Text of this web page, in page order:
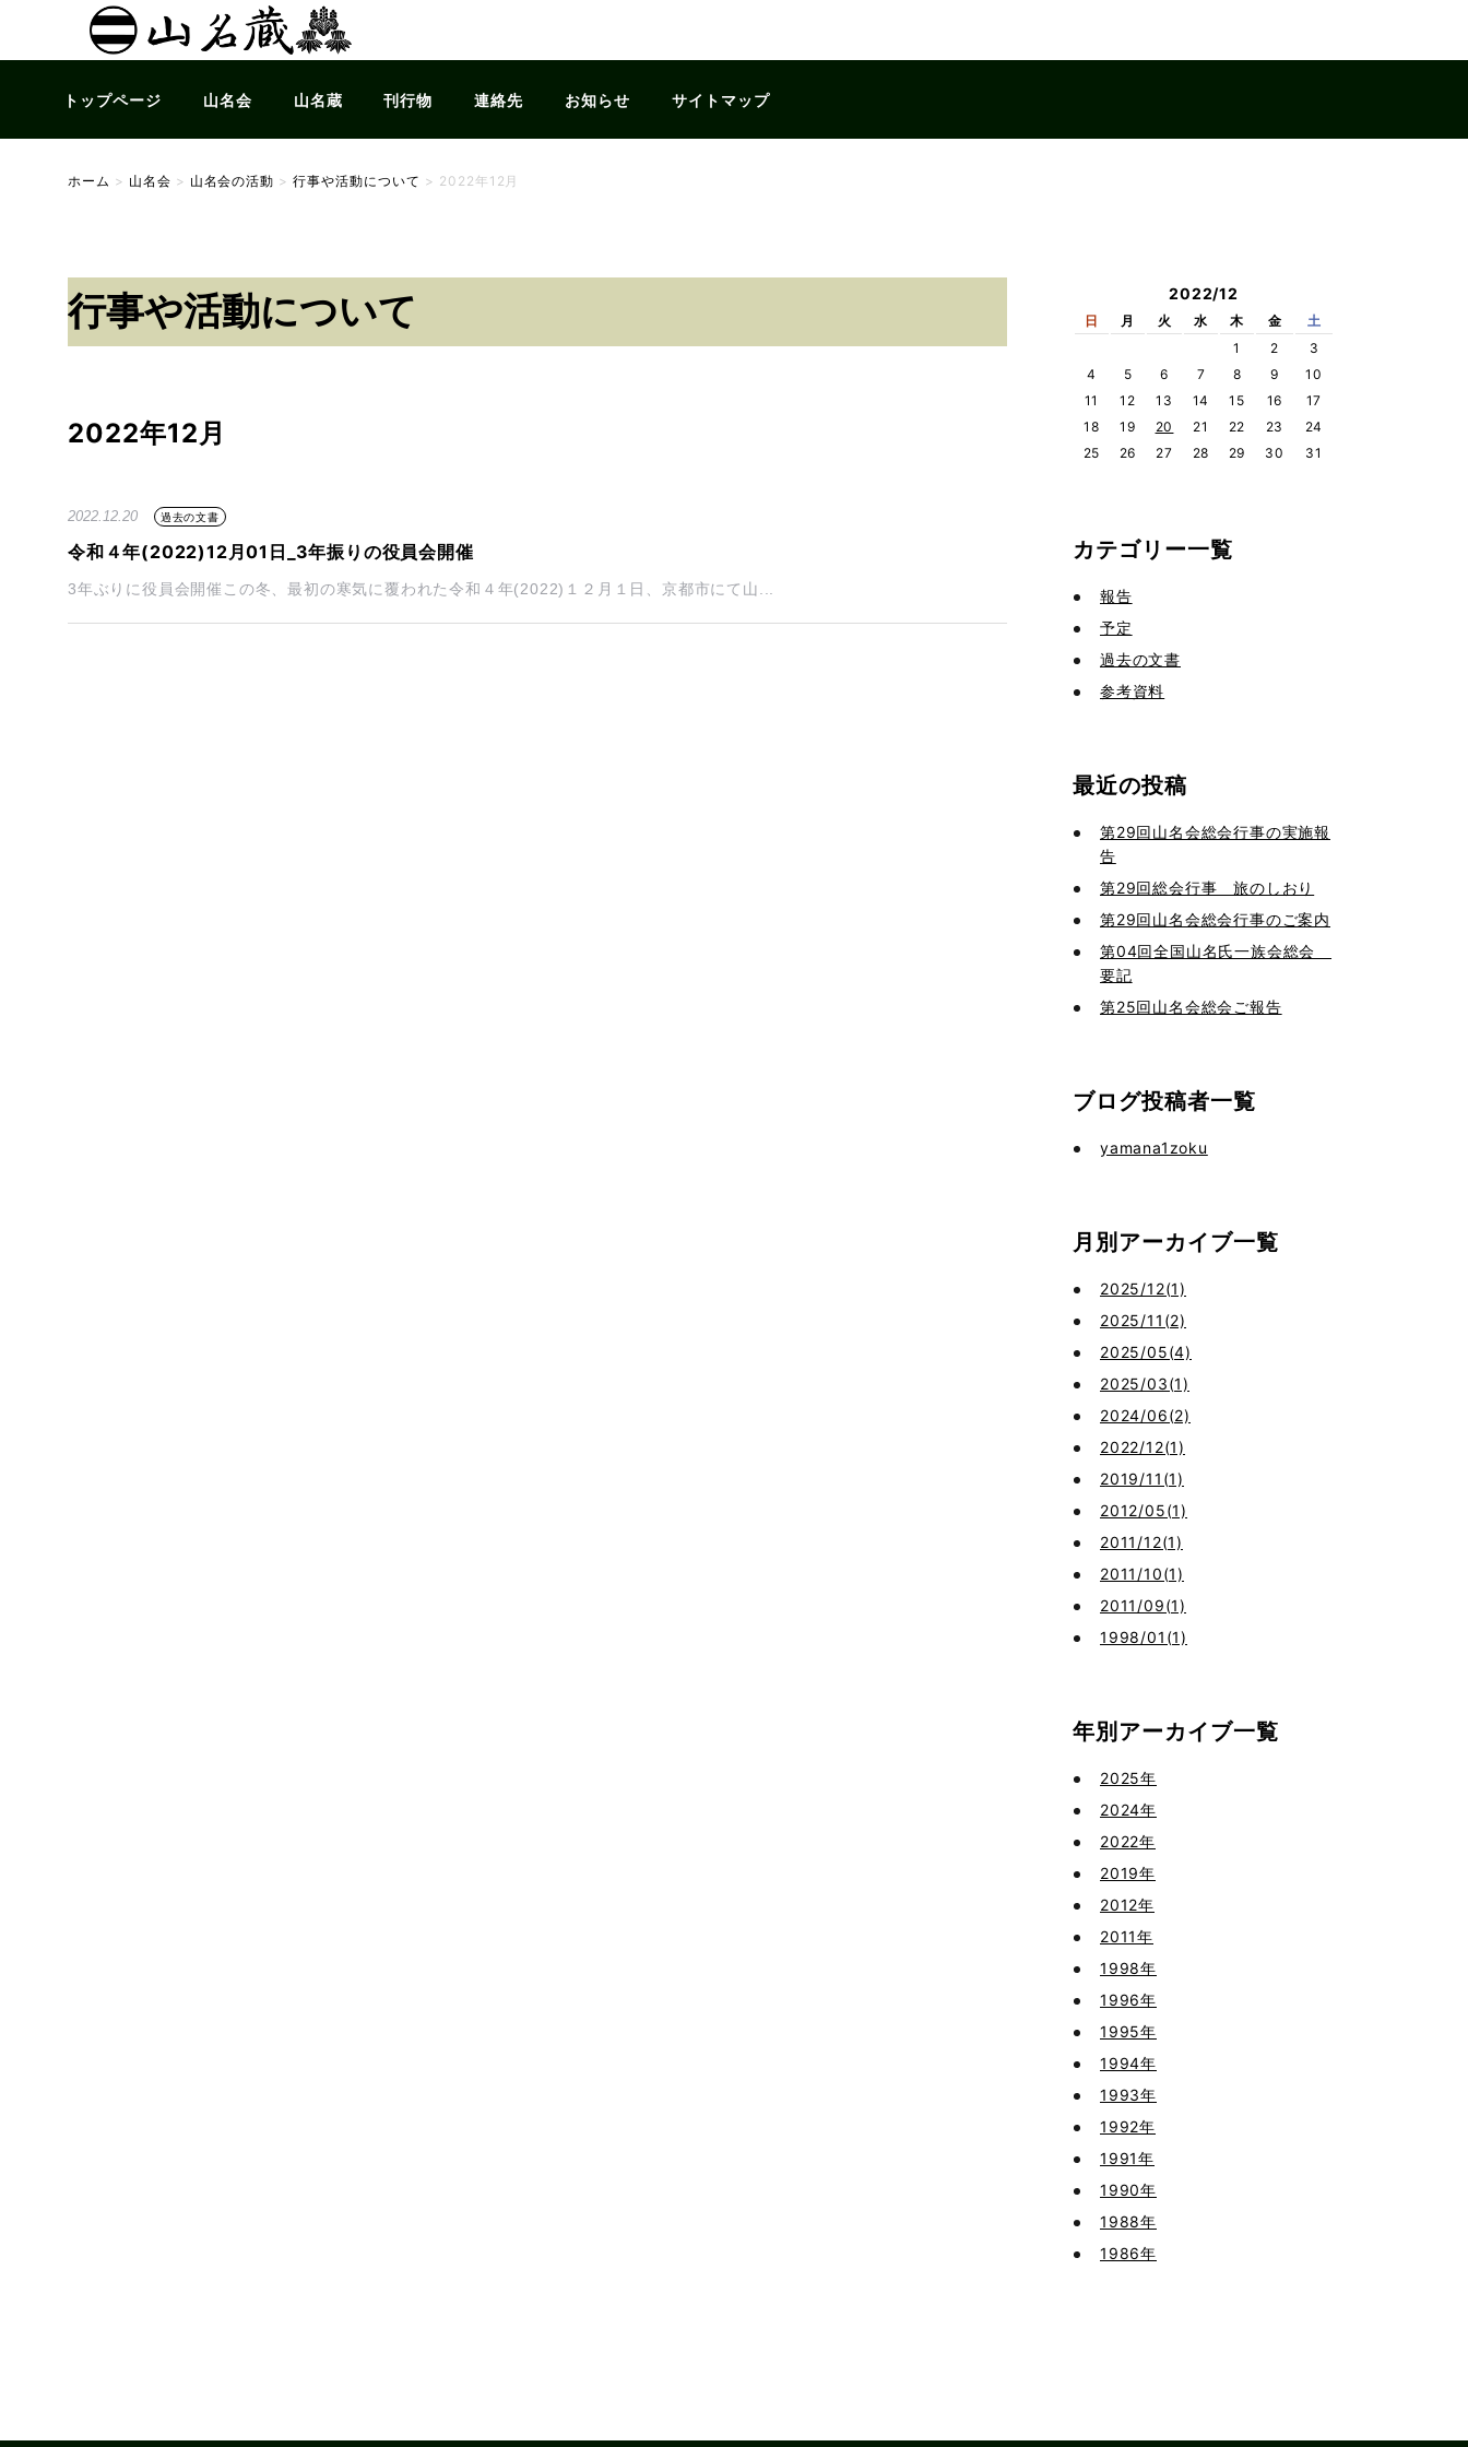
トップページ 山名会 山名蔵 刊行物 連絡先 お知らせ サイトマップ
ホーム > 山名会 > 山名会の活動 >行事や活動について > 2022年12月
行事や活動について
2022年12月
2022.12.20 過去の文書
令和４年(2022)12月01日_3年振りの役員会開催
3年ぶりに役員会開催この冬、最初の寒気に覆われた令和４年(2022)１２月１日、京都市にて山...
2022/12
日 月 火 水 木 金
土
1
2
3
4
5 6 7 8 9
10
11
12 13 14 15 16
17
18
19 20 21 22 23
24
25
26 27 28 29 30 31
カテゴリー一覧
報告
予定
過去の文書
参考資料
最近の投稿
第29回山名会総会行事の実施報
告
第29回総会行事 旅のしおり
第29回山名会総会行事のご案内
第04回全国山名氏一族会総会
要記
第25回山名会総会ご報告
ブログ投稿者一覧
yamana1zoku
月別アーカイブ一覧
2025/12(1)
2025/11(2)
2025/05(4)
2025/03(1)
2024/06(2)
2022/12(1)
2019/11(1)
2012/05(1)
2011/12(1)
2011/10(1)
2011/09(1)
1998/01(1)
年別アーカイブ一覧
2025年
2024年
2022年
2019年
2012年
2011年
1998年
1996年
1995年
1994年
1993年
1992年
1991年
1990年
1988年
1986年